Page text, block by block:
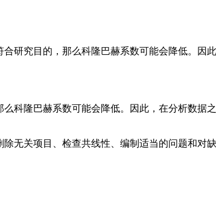
研究目的，那么科隆巴赫系数可能会降低。因
科隆巴赫系数可能会降低。因此，在分析数据
无关项目、检查共线性、编制适当的问题和对